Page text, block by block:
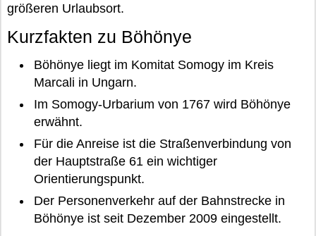
größeren Urlaubsort.
Kurzfakten zu Böhönye
Böhönye liegt im Komitat Somogy im Kreis
Marcali in Ungarn.
Im Somogy-Urbarium von 1767 wird Böhönye
erwähnt.
Für die Anreise ist die Straßenverbindung von
der Hauptstraße 61 ein wichtiger
Orientierungspunkt.
Der Personenverkehr auf der Bahnstrecke in
Böhönye ist seit Dezember 2009 eingestellt.